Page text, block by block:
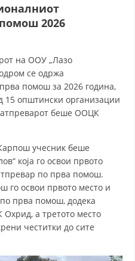
МАТЕРИЈАЛИ
2026
на ООУ „Лазо
се одржа
помош за 2026 година,
15 општински организации
беше ООЦК
учесник беше
која го освои првото
по прва помош.
освои првото место и
прва помош, додека
а третото место
честитки до сите